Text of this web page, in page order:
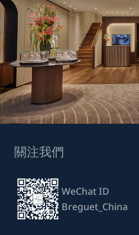
關注我們
WeChat ID
Breguet_China